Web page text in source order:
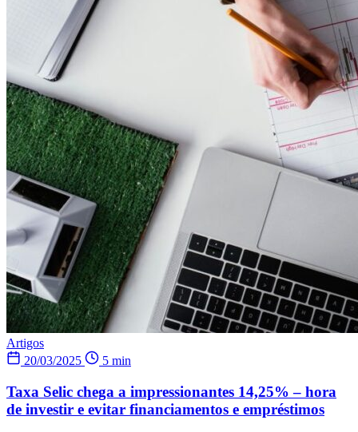
Artigos
20/03/2025
5 min
Taxa Selic chega a impressionantes 14,25% – hora
de investir e evitar financiamentos e empréstimos